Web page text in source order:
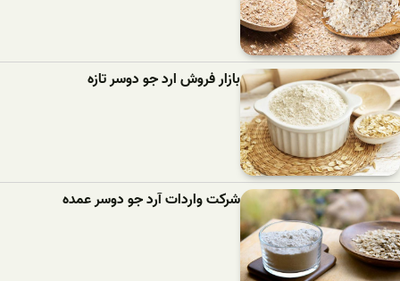
بازار فروش ارد جو دوسر تازه
شرکت واردات آرد جو دوسر عمده